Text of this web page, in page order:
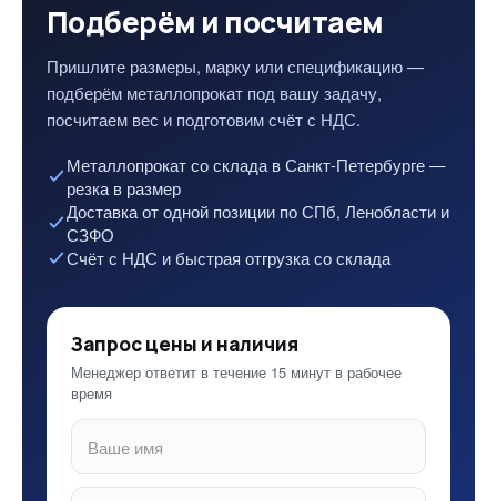
Подберём и посчитаем
Пришлите размеры, марку или спецификацию —
подберём металлопрокат под вашу задачу,
посчитаем вес и подготовим счёт с НДС.
Металлопрокат со склада в Санкт-Петербурге —
резка в размер
Доставка от одной позиции по СПб, Ленобласти и
СЗФО
Счёт с НДС и быстрая отгрузка со склада
Запрос цены и наличия
Менеджер ответит в течение 15 минут в рабочее
время